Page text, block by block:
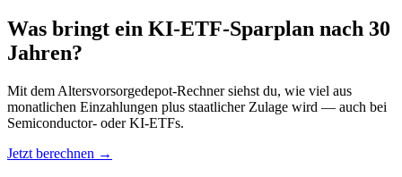
Was bringt ein KI-ETF-Sparplan nach 30
Jahren?
Mit dem Altersvorsorgedepot-Rechner siehst du, wie viel aus
monatlichen Einzahlungen plus staatlicher Zulage wird — auch bei
Semiconductor- oder KI-ETFs.
Jetzt berechnen →